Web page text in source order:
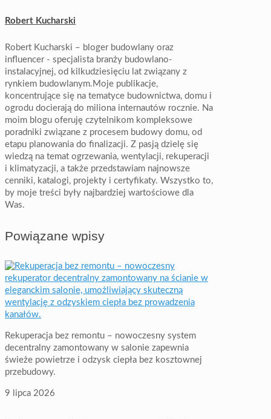
Robert Kucharski
Robert Kucharski – bloger budowlany oraz
influencer - specjalista branży budowlano-
instalacyjnej, od kilkudziesięciu lat związany z
rynkiem budowlanym.Moje publikacje,
koncentrujące się na tematyce budownictwa, domu i
ogrodu docierają do miliona internautów rocznie. Na
moim blogu oferuję czytelnikom kompleksowe
poradniki związane z procesem budowy domu, od
etapu planowania do finalizacji. Z pasją dzielę się
wiedzą na temat ogrzewania, wentylacji, rekuperacji
i klimatyzacji, a także przedstawiam najnowsze
cenniki, katalogi, projekty i certyfikaty. Wszystko to,
by moje treści były najbardziej wartościowe dla
Was.
Powiązane wpisy
Rekuperacja bez remontu – nowoczesny system
decentralny zamontowany w salonie zapewnia
świeże powietrze i odzysk ciepła bez kosztownej
przebudowy.
9 lipca 2026